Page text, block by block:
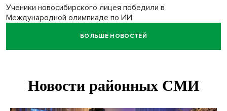
Ученики новосибирского лицея победили в
Международной олимпиаде по ИИ
Остановку электричек о.п. Радуга Сибири начали строить
Транспортная прокуратура проверит S7 после инцидента
БОЛЬШЕ НОВОСТЕЙ